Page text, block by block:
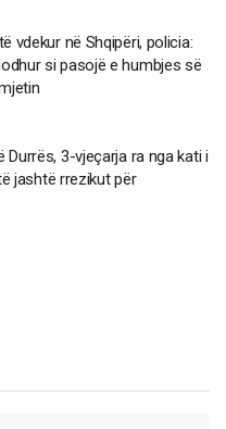
vdekur në Shqipëri, policia:
si pasojë e humbjes së
Durrës, 3-vjeçarja ra nga kati i
jashtë rrezikut për